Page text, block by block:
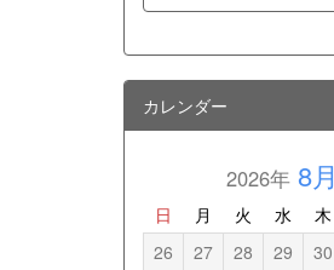
カレンダー
2026年8月
日 月 火 水 木
26 27 28 29 30